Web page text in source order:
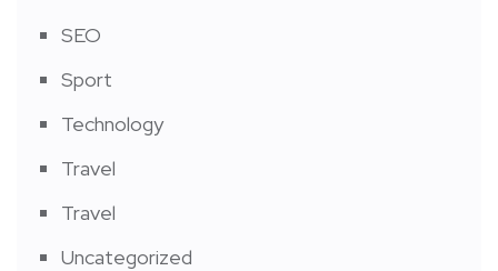
SEO
Sport
Technology
Travel
Travel
Uncategorized